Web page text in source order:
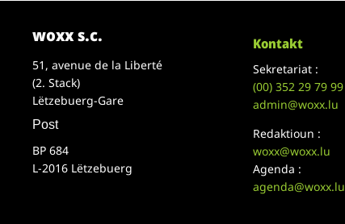
woxx s.c.
51, avenue de la Liberté
(2. Stack)
Lëtzebuerg-Gare
Post
BP 684
L-2016 Lëtzebuerg
Kontakt
Sekretariat :
(00)352 29 79 99
admin@woxx.lu
Redaktioun :
woxx@woxx.lu
Agenda :
agenda@woxx.lu